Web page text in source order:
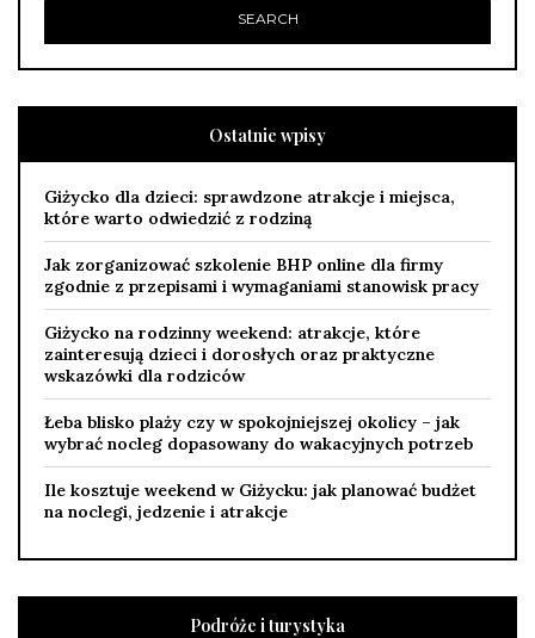
Ostatnie wpisy
Giżycko dla dzieci: sprawdzone atrakcje i miejsca,
które warto odwiedzić z rodziną
Jak zorganizować szkolenie BHP online dla firmy
zgodnie z przepisami i wymaganiami stanowisk pracy
Giżycko na rodzinny weekend: atrakcje, które
zainteresują dzieci i dorosłych oraz praktyczne
wskazówki dla rodziców
Łeba blisko plaży czy w spokojniejszej okolicy – jak
wybrać nocleg dopasowany do wakacyjnych potrzeb
Ile kosztuje weekend w Giżycku: jak planować budżet
na noclegi, jedzenie i atrakcje
Podróże i turystyka